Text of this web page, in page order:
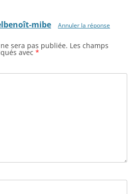
mibe Annuler la réponse
sera pas publiée. Les champs
avec *